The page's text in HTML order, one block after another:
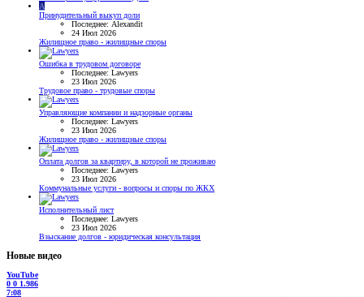
A
Принудительный выкуп доли
Последнее: Alexandit
24 Июл 2026
Жилищное право - жилищные споры
Ошибка в трудовом договоре
Последнее: Lawyers
23 Июл 2026
Трудовое право - трудовые споры
Управляющие компании и надзорные органы
Последнее: Lawyers
23 Июл 2026
Жилищное право - жилищные споры
Оплата долгов за квартиру, в которой не проживаю
Последнее: Lawyers
23 Июл 2026
Коммунальные услуги - вопросы и споры по ЖКХ
Исполнительный лист
Последнее: Lawyers
23 Июл 2026
Взыскание долгов - юридическая консультация
Новые видео
YouTube
0 0 1.986
7:08